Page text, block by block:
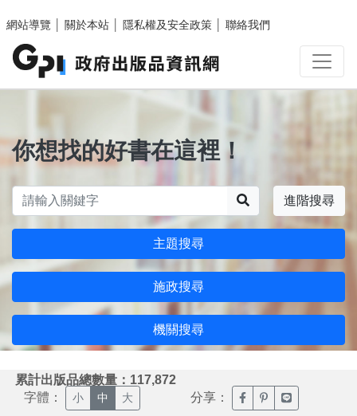
網站導覽
關於本站 隱私權及安全政策 聯絡我們
你想找的好書在這裡！
進階搜尋
主題搜尋
施政搜尋
機關搜尋
累計出版品總數量：117,872
字體： 小 中 大 分享： 臉書分享(另開新視窗)
噗浪分享(另開新
Line分享(另